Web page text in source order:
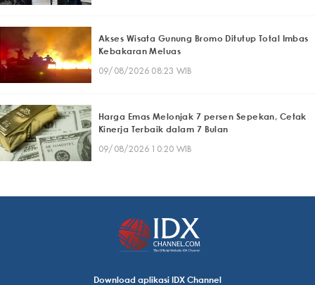
Akses Wisata Gunung Bromo Ditutup Total Imbas
Kebakaran Meluas
09/08/2026 08:23 WIB
Harga Emas Melonjak 7 persen Sepekan, Cetak
Kinerja Terbaik dalam 7 Bulan
09/08/2026 10:20 WIB
Download aplikasi IDX Channel